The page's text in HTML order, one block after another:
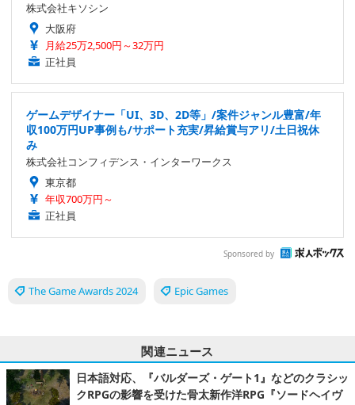
株式会社キソシン
大阪府
月給25万2,500円～32万円
正社員
ゲームデザイナー「UI、3D、2D等」/案件ジャンル豊富/年
収100万円UP事例も/サポート充実/昇給賞与アリ/土日祝休
み
株式会社コンフィデンス・インターワークス
東京都
年収700万円～
正社員
Sponsored by
The Game Awards 2024 Epic Games
関連ニュース
日本語対応、『バルダーズ・ゲート1』などのクラシッ
クRPGの影響を受けた骨太新作洋RPG『ソードヘイヴ